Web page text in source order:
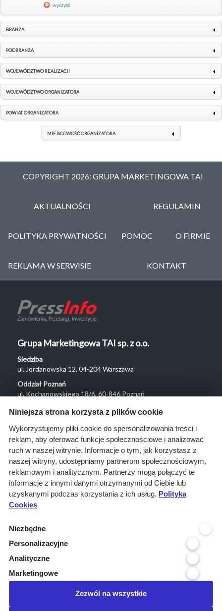
wyczyść
BRANŻA
PODBRANŻA
WOJEWÓDZTWO REALIZACJI
WOJEWÓDZTWO ORGANIZATORA
POWIAT ORGANIZATORA
MIEJSCOWOŚĆ ORGANIZATORA
COPYRIGHT 2026: GRUPA MARKETINGOWA TAI
AKTUALNOŚCI REGULAMIN
POLITYKA PRYWATNOŚCI POMOC O FIRMIE
REKLAMA W SERWISIE KONTAKT
Grupa Marketingowa TAI sp. z o.o.
Siedziba
ul. Jordanowska 12, 04-204 Warszawa
Oddział Poznań
ul. Kochanowskiego 18/6, 60-846 Poznań
Menu
O nas
Rozwiązania
Monitoring
przetargów
Raporty
przetargowe
Kontakt
Kontakt
Infolinia 800 800 707
kontakt@pressinfo.pl
Niniejsza strona korzysta z plików cookie
Wykorzystujemy pliki cookie do spersonalizowania treści i
reklam, aby oferować funkcje społecznościowe i analizować
ruch w naszej witrynie. Informacje o tym, jak korzystasz z
naszej witryny, udostępniamy partnerom społecznościowym,
reklamowym i analitycznym. Partnerzy mogą połączyć te
informacje z innymi danymi otrzymanymi od Ciebie lub
uzyskanymi podczas korzystania z ich usług. Polityka
Cookies
Niezbędne
Personalizacyjne
Analityczne
Marketingowe
Zezwól na wszystkie